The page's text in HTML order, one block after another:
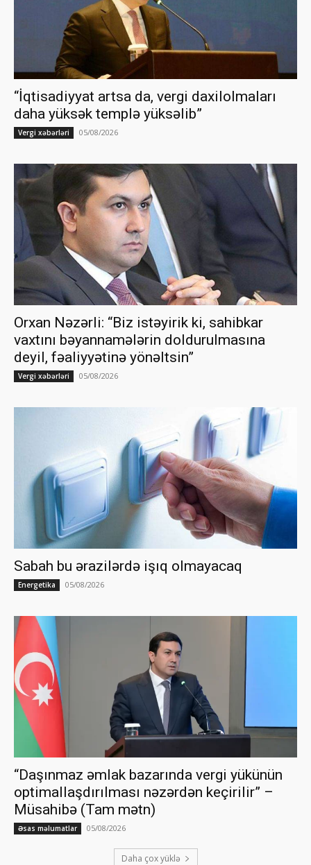
“İqtisadiyyat artsa da, vergi daxilolmaları
daha yüksək templə yüksəlib”
Vergi xəbərləri 05/08/2026
Orxan Nəzərli: “Biz istəyirik ki, sahibkar
vaxtını bəyannamələrin doldurulmasına
deyil, fəaliyyətinə yönəltsin”
Vergi xəbərləri 05/08/2026
Sabah bu ərazilərdə işıq olmayacaq
Energetika 05/08/2026
“Daşınmaz əmlak bazarında vergi yükünün
optimallaşdırılması nəzərdən keçirilir” –
Müsahibə (Tam mətn)
Əsas məlumatlar 05/08/2026
Daha çox yüklə